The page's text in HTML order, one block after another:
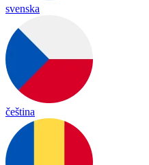
svenska
čeština